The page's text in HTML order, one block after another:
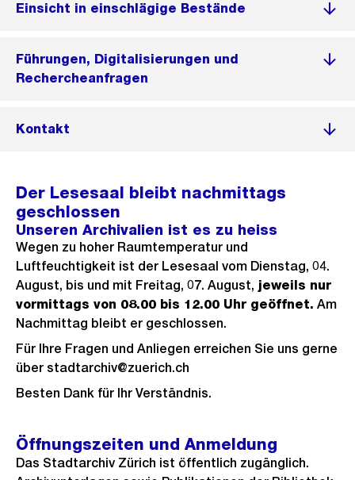
Einsicht in einschlägige Bestände
Führungen, Digitalisierungen und
Rechercheanfragen
Kontakt
Der Lesesaal bleibt nachmittags
geschlossen
Unseren Archivalien ist es zu heiss
Wegen zu hoher Raumtemperatur und
Luftfeuchtigkeit ist der Lesesaal vom Dienstag, 04.
August, bis und mit Freitag, 07. August, jeweils nur
vormittags von 08.00 bis 12.00 Uhr geöffnet. Am
Nachmittag bleibt er geschlossen.
Für Ihre Fragen und Anliegen erreichen Sie uns gerne
über stadtarchiv@zuerich.ch
Besten Dank für Ihr Verständnis.
Öffnungszeiten und Anmeldung
Das Stadtarchiv Zürich ist öffentlich zugänglich.